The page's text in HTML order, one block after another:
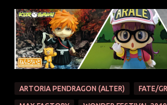
ARTORIA PENDRAGON (ALTER) FATE/